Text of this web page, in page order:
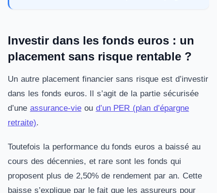
Investir dans les fonds euros : un
placement sans risque rentable ?
Un autre placement financier sans risque est d’investir
dans les fonds euros. Il s’agit de la partie sécurisée
d’une assurance-vieou d’un PER (plan d’épargne
retraite).
Toutefois la performance du fonds euros a baissé au
cours des décennies, et rare sont les fonds qui
proposent plus de 2,50% de rendement par an. Cette
baisse s’explique par le fait que les assureurs pour